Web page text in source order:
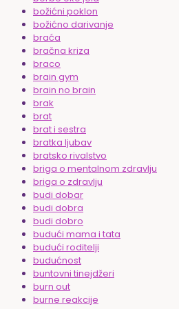
božićni poklon
božićno darivanje
braća
bračna kriza
braco
brain gym
brain no brain
brak
brat
brat i sestra
bratka ljubav
bratsko rivalstvo
briga o mentalnom zdravlju
briga o zdravlju
budi dobar
budi dobra
budi dobro
budući mama i tata
budući roditelji
budućnost
buntovni tinejdžeri
burn out
burne reakcije